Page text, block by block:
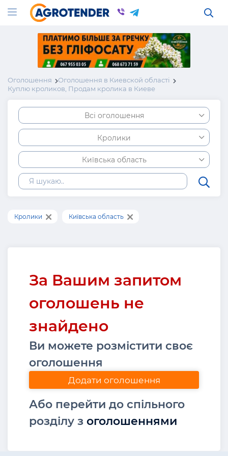
Оголошення
Оголошення в Киевской області
Куплю кроликов, Продам кролика в Киеве
Всі оголошення
Кролики
Київська область
Кролики Київська область
За Вашим запитом
оголошень не
знайдено
Ви можете розмістити своє
оголошення
Додати оголошення
Або перейти до спільного
розділу з оголошеннями